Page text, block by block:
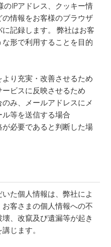
のIPアドレス、クッキー情
情報をお客様のブラウザ
記録します。 弊社はお客
形で利用することを目的
より充実・改善させるため
ービスに反映させるため
み、メールアドレスにメ
等を送信する場合
が必要であると判断した場
た個人情報は、弊社によ
客さまの個人情報への不
、改竄及び遺漏等が起き
じます。